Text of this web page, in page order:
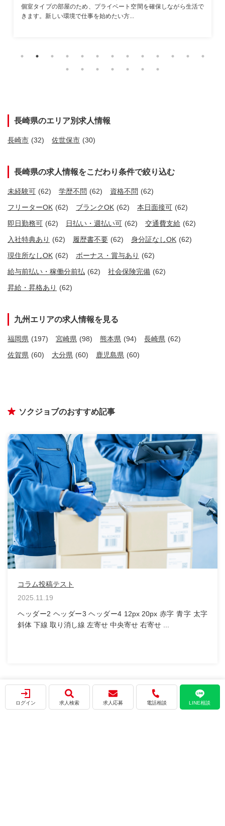
寮ッ! ▼...
長崎県のエリア別求人情報
長崎市 (32) 佐世保市 (30)
長崎県の求人情報をこだわり条件で絞り込む
未経験可 (62) 学歴不問 (62) 資格不問 (62)
フリーターOK (62) ブランクOK (62) 本日面接可 (62)
即日勤務可 (62) 日払い・週払い可 (62) 交通費支給 (62)
入社特典あり (62) 履歴書不要 (62) 身分証なしOK (62)
現住所なしOK (62) ボーナス・賞与あり (62)
給与前払い・稼働分前払 (62) 社会保険完備 (62)
昇給・昇格あり (62)
九州エリアの求人情報を見る
福岡県 (197) 宮崎県 (98) 熊本県 (94) 長崎県 (62)
佐賀県 (60) 大分県 (60) 鹿児島県 (60)
ソクジョブのおすすめ記事
2025.12.19
ログイン 求人検索 求人応募 電話相談 LINE相談